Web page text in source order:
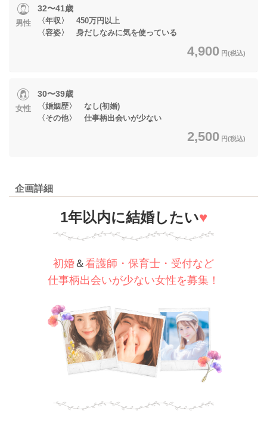
男性
32〜41歳
〈年収〉 450万円以上
〈容姿〉 身だしなみに気を使っている
4,900 円(税込)
女性
30〜39歳
〈婚姻歴〉 なし(初婚)
〈その他〉 仕事柄出会いが少ない
2,500 円(税込)
企画詳細
1年以内に結婚したい♥
初婚＆看護師・保育士・受付など
仕事柄出会いが少ない女性を募集！